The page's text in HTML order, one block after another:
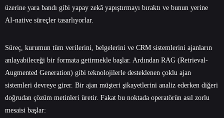
üzerine yara bandı gibi yapay zekâ yapıştırmayı bıraktı ve bunun yerine
AI-native süreçler tasarlıyorlar.
Süreç, kurumun tüm verilerini, belgelerini ve CRM sistemlerini ajanların
anlayabileceği bir formata getirmekle başlar. Ardından RAG (Retrieval-
Augmented Generation) gibi teknolojilerle desteklenen çoklu ajan
sistemleri devreye girer. Bir ajan müşteri şikayetlerini analiz ederken diğeri
doğrudan çözüm metinleri üretir. Fakat bu noktada operatörün asıl zorlu
mesaisi başlar: